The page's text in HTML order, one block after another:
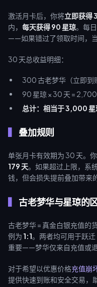
激活月卡后，你将立即获得
内， 每天获得 90 星琼。每
——如果错过了领取时间，当
30 天总收益明细：
300 古老梦华（立即到
90 星琼 × 30 天 =
总计：相当于 3,000 星
叠加规则
单张月卡有效期为 30 天。
179 天。如果超过上限，系
钱，但会损失提前叠加带来
古老梦华与星琼的
古老梦华 = 真金白银充值的
例为 1:1。两者均可用于跃
重要——梦华仅来自充值或
对于希望以优惠价格充值崩
提供快速到账和安全交易，